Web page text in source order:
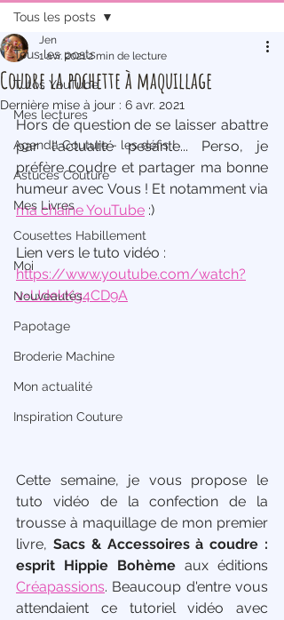
Tous les posts
Tutos YouTube
Mes lectures
Agenda Couture - les défis !
Astuces Couture
Mes Livres
Cousettes Habillement
Moi
Nouveautés
Papotage
Broderie Machine
Mon actualité
Inspiration Couture
Tous les posts
Coudre la pochette à maquillage
Jen
1 avr. 20212 min de lecture
Dernière mise à jour : 6 avr. 2021
Hors de question de se laisser abattre
par l'actualité pesante... Perso, je
préfère coudre et partager ma bonne
ma chaîne YouTube :)
Lien vers le tuto vidéo :
https://www.youtube.com/watch?
v=UdekKg4CD9A
Cette semaine, je vous propose le
tuto vidéo de la confection de la
trousse à maquillage de mon premier
livre, Sacs & Accessoires à coudre :
esprit Hippie Bohème
Créapassions. Beaucoup d'entre vous
attendaient ce tutoriel vidéo avec